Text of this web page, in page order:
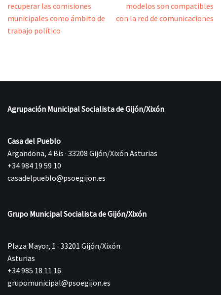
recuperar las comisiones
municipales como ámbito de
trabajo político
modelos son compatibles
con la red de comunicaciones
Agrupación Municipal Socialista de Gijón/Xixón
Casa del Pueblo
Argandona, 4 Bis · 33208 Gijón/Xixón Asturias
+34 984 19 59 10
casadelpueblo@psoegijon.es
Grupo Municipal Socialista de Gijón/Xixón
Plaza Mayor, 1 · 33201 Gijón/Xixón
Asturias
+34 985 18 11 16
grupomunicipal@psoegijon.es